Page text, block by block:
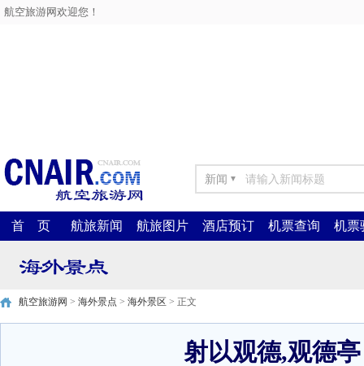
航空旅游网欢迎您！
新闻 ▼
首 页 航旅新闻 航旅图片 酒店预订 机票查询 机票
航空旅游网 > 海外景点 > 海外景区 > 正文
射以观德,观德亭